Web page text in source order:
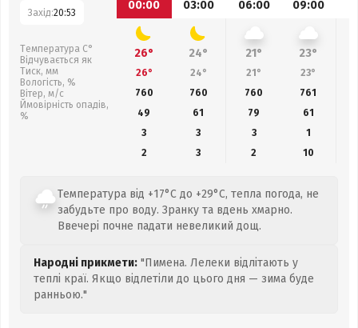
Захід:20:53
Температура С°
Відчувається як
Тиск, мм
Вологість, %
Вітер, м/с
Ймовірність опадів,
%
00:00
03:00 06:00 09:00
26° 24° 21° 23°
26° 24° 21° 23°
760
760 760 761
49
61 79 61
3
3 3
1
2
3 2 10
Температура від +17°C до +29°C, тепла погода, не
забудьте про воду. Зранку та вдень хмарно.
Ввечері почне падати невеликий дощ.
Народні прикмети: "Пимена. Лелеки відлітають у
теплі краї. Якщо відлетіли до цього дня — зима буде
ранньою."